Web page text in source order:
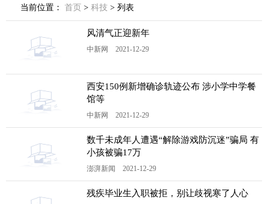
当前位置： 首页 > 科技 > 列表
风清气正迎新年
中新网 2021-12-29
西安150例新增确诊轨迹公布 涉小学中学餐
馆等
中新网 2021-12-29
数千未成年人遭遇“解除游戏防沉迷”骗局 有
小孩被骗17万
澎湃新闻 2021-12-29
残疾毕业生入职被拒，别让歧视寒了人心